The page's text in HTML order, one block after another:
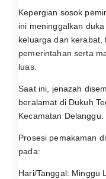
Kepergian sosok
ini meninggalkan
keluarga dan kerabat,
pemerintahan serta
luas.
Saat ini, jenazah
beralamat di Dukuh
Kecamatan Delanggu.
Prosesi pemakaman
pada:
Hari/Tanggal: Minggu